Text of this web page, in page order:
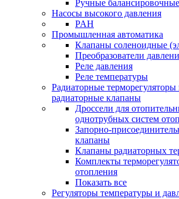
Ручные
Насосы высокого давления
PAH
Промышленная автоматика
Клапаны соленоидные
Преобразователи
Реле давления
Реле температуры
Радиаторные
радиаторные клапаны
Дроссели для
однотрубных систем
Запорно-
клапаны
Клапаны радиаторных
Комплекты
отопления
Показать все
Регуляторы температуры и